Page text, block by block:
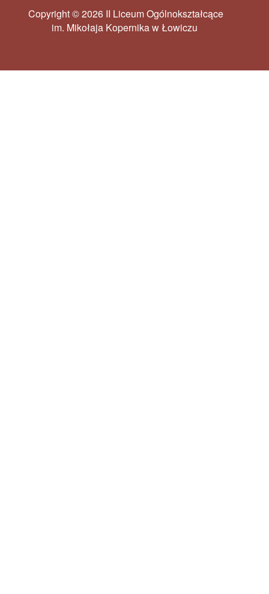
Copyright © 2026 II Liceum Ogólnokształcące
im. Mikołaja Kopernika w Łowiczu